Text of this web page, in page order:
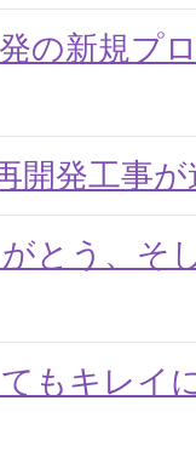
発の新規プ
開発工事
がとう、そ
てもキレイ